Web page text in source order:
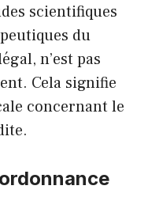
scientifiques
du
n’est pas
Cela signifie
concernant le